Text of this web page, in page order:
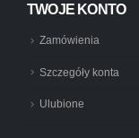
TWOJE KONTO
Zamówienia
Szczegóły konta
Ulubione